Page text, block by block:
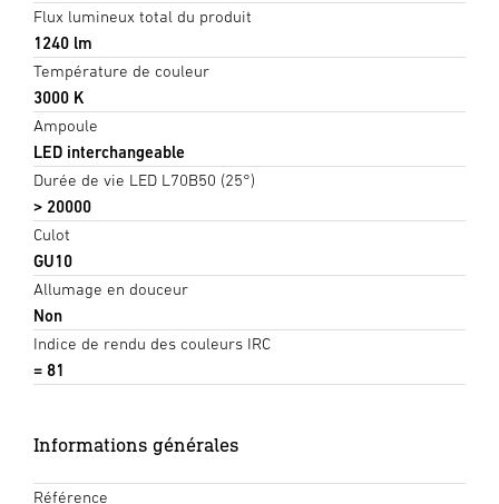
Flux lumineux total du produit
1240 lm
Température de couleur
3000 K
Ampoule
LED interchangeable
Durée de vie LED L70B50 (25°)
> 20000
Culot
GU10
Allumage en douceur
Non
Indice de rendu des couleurs IRC
= 81
Informations générales
Référence